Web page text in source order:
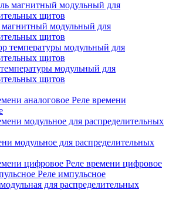
магнитный модульный для
щитов
модульный для
щитов
Реле времени
модульное для распределительных
Реле времени цифровое
Реле импульсное